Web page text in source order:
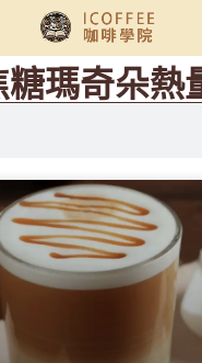
糖瑪奇朵熱